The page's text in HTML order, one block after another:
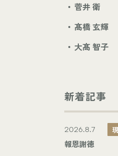
菅井 衛
髙橋 玄輝
大髙 智子
新着記事
2026.8.7
報恩謝徳